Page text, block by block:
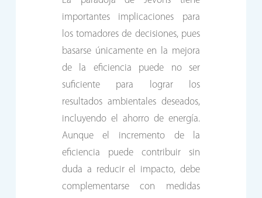
importantes implicaciones para
los tomadores de decisiones, pues
basarse únicamente en la mejora
de la eficiencia puede no ser
suficiente para lograr los
resultados ambientales deseados,
incluyendo el ahorro de energía.
Aunque el incremento de la
eficiencia puede contribuir sin
duda a reducir el impacto, debe
complementarse con medidas